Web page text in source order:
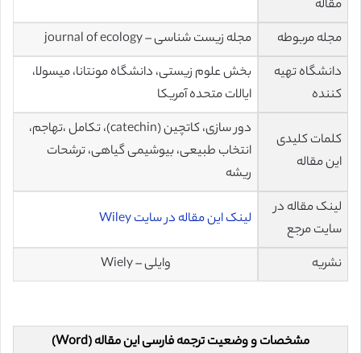
مقاله
مجله مربوطه
مجله زیست شناسی – journal of ecology
دانشگاه تهیه
کننده
بخش علوم زیستی، دانشگاه مونتانا، میسولا،
ایالات متحده آمریکا
کلمات کلیدی
این مقاله
دور سازی، کاتچین (catechin)، تکامل ،تهاجم،
انتخاب طبیعی، بیوشیمی گیاهی، ترشحات
ریشه
لینک مقاله در
سایت مرجع
لینک این مقاله در سایت Wiley
نشریه وایلی – Wiely
مشخصات و وضعیت ترجمه فارسی این مقاله (Word)